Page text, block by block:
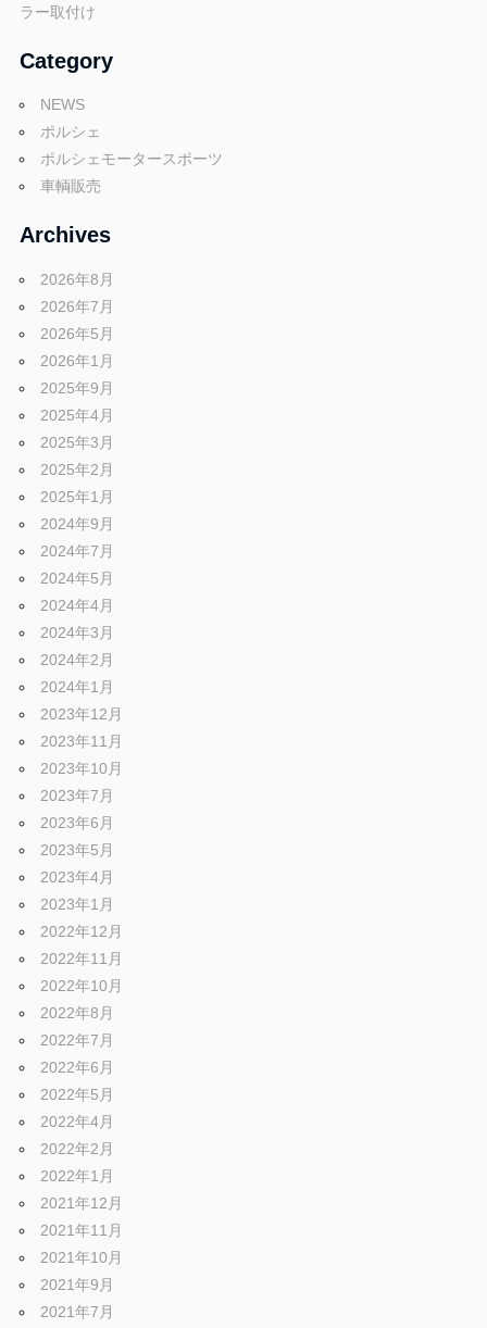
ラー取付け
Category
NEWS
ポルシェ
ポルシェモータースポーツ
車輌販売
Archives
2026年8月
2026年7月
2026年5月
2026年1月
2025年9月
2025年4月
2025年3月
2025年2月
2025年1月
2024年9月
2024年7月
2024年5月
2024年4月
2024年3月
2024年2月
2024年1月
2023年12月
2023年11月
2023年10月
2023年7月
2023年6月
2023年5月
2023年4月
2023年1月
2022年12月
2022年11月
2022年10月
2022年8月
2022年7月
2022年6月
2022年5月
2022年4月
2022年2月
2022年1月
2021年12月
2021年11月
2021年10月
2021年9月
2021年7月